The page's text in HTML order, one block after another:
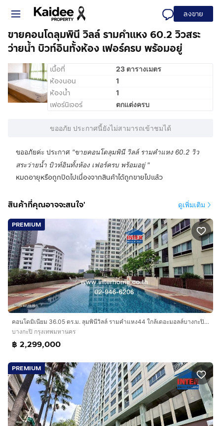
ลงขาย
ขายคอนโดลุมพินี วิลล์ รามคำแหง 60.2 วิวสระ
ว่ายน้ำ บิวท์อินทั้งห้อง เฟอร์ครบ พร้อมอยู่
เนื้อที่ 23 ตารางเมตร
ห้องนอน 1
ห้องน้ำ 1
เฟอร์นิเจอร์ ตกแต่งครบ
ขออภัย ประกาศนี้ยังไม่สามารถเข้าชมได้
ขออภัยค่ะ ประกาศ "ขายคอนโดลุมพินี วิลล์ รามคำแหง 60.2 วิว
สระว่ายน้ำ บิวท์อินทั้งห้อง เฟอร์ครบ พร้อมอยู่"
หมดอายุหรือถูกปิดไปเนื่องจากสินค้าได้ถูกขายไปแล้ว
สินค้าที่คุณอาจจะสนใจ' ดูเพิ่มเติม
PREMIUM
คอนโดมิเนียม 36.05 ตร.ม. ลุมพินีวิลล์ รามคำแหง44 ใกล้เดอะมอลล์บางกะปิ ปากซอยรามคำแหง44 ถนนรามคำแหง เขตบางกะปิ กรุงเทพมหานคร
บางกะปิ กรุงเทพมหานคร
฿ 2,299,000
PREMIUM